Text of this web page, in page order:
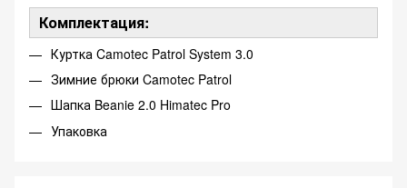
Комплектация:
Куртка Camotec Patrol System 3.0
Зимние брюки Camotec Patrol
Шапка Beanie 2.0 Himatec Pro
Упаковка